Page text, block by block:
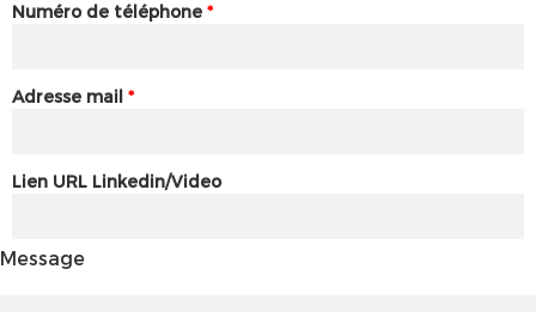
Numéro de téléphone *
Adresse mail *
Lien URL Linkedin/Video
Message